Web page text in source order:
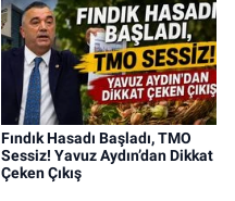
Fındık Hasadı Başladı, TMO
Sessiz! Yavuz Aydın’dan Dikkat
Çeken Çıkış